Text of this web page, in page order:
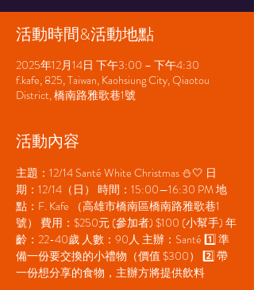
活動時間&活動地點
2025年12月14日 下午3:00 – 下午4:30
f.kafe, 825, Taiwan, Kaohsiung City, Qiaotou
District, 橋南路雅歌巷1號
活動內容
主題：12/14 Santé White Christmas ⛄️🤍 日
期：12/14（日） 時間：15:00—16:30 PM 地
點：F. Kafe （高雄市橋南區橋南路雅歌巷1
號） 費用：$250元 (參加者) $100 (小幫手) 年
齡：22-40歲 人數：90人 主辦：Santé 1️⃣ 準
備一份要交換的小禮物（價值 $300） 2️⃣ 帶
一份想分享的食物，主辦方將提供飲料